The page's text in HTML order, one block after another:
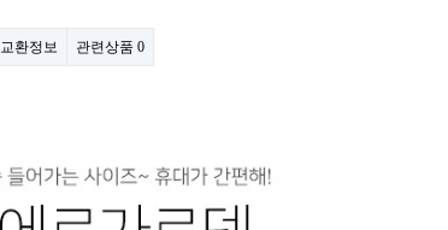
교환정보 관련상품 0